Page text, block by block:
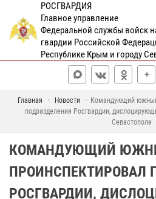
РОСГВАРДИЯ
Главное управление
Федеральной службы войск
гвардии Российской
Республике Крым и городу
Главная Новости
Командующий
подразделения Росгвардии,
Севастополе
КОМАНДУЮЩИЙ
ПРОИНСПЕКТИРОВАЛ
РОСГВАРДИИ,